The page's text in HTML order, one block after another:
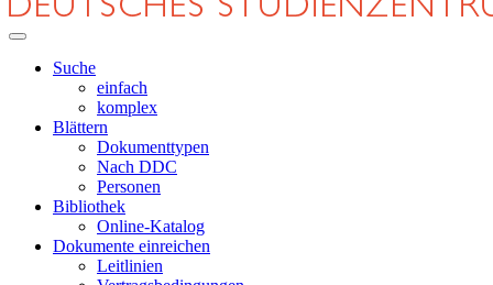
Suche
einfach
komplex
Blättern
Dokumenttypen
Nach DDC
Personen
Bibliothek
Online-Katalog
Dokumente einreichen
Leitlinien